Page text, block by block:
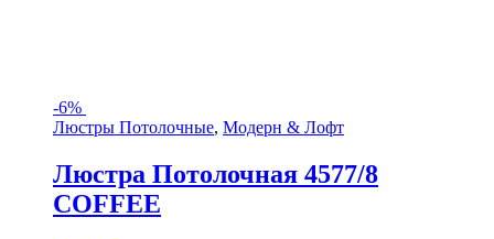
-6%
Люстры Потолочные, Модерн & Лофт
Люстра Потолочная 4577/8
COFFEE